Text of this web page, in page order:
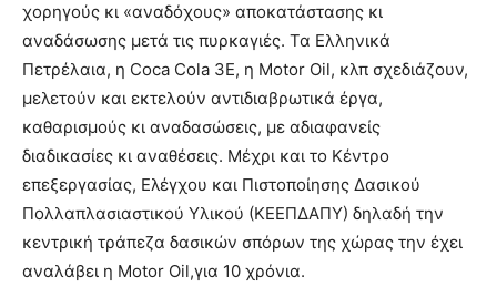
χορηγούς κι «αναδόχους» αποκατάστασης κι
αναδάσωσης μετά τις πυρκαγιές. Τα Ελληνικά
Πετρέλαια, η Coca Cola 3E, η Motor Oil, κλπ σχεδιάζουν,
μελετούν και εκτελούν αντιδιαβρωτικά έργα,
καθαρισμούς κι αναδασώσεις, με αδιαφανείς
διαδικασίες κι αναθέσεις. Μέχρι και το Κέντρο
επεξεργασίας, Ελέγχου και Πιστοποίησης Δασικού
Πολλαπλασιαστικού Υλικού (ΚΕΕΠΔΑΠΥ) δηλαδή την
κεντρική τράπεζα δασικών σπόρων της χώρας την έχει
αναλάβει η Motor Oil,για 10 χρόνια.